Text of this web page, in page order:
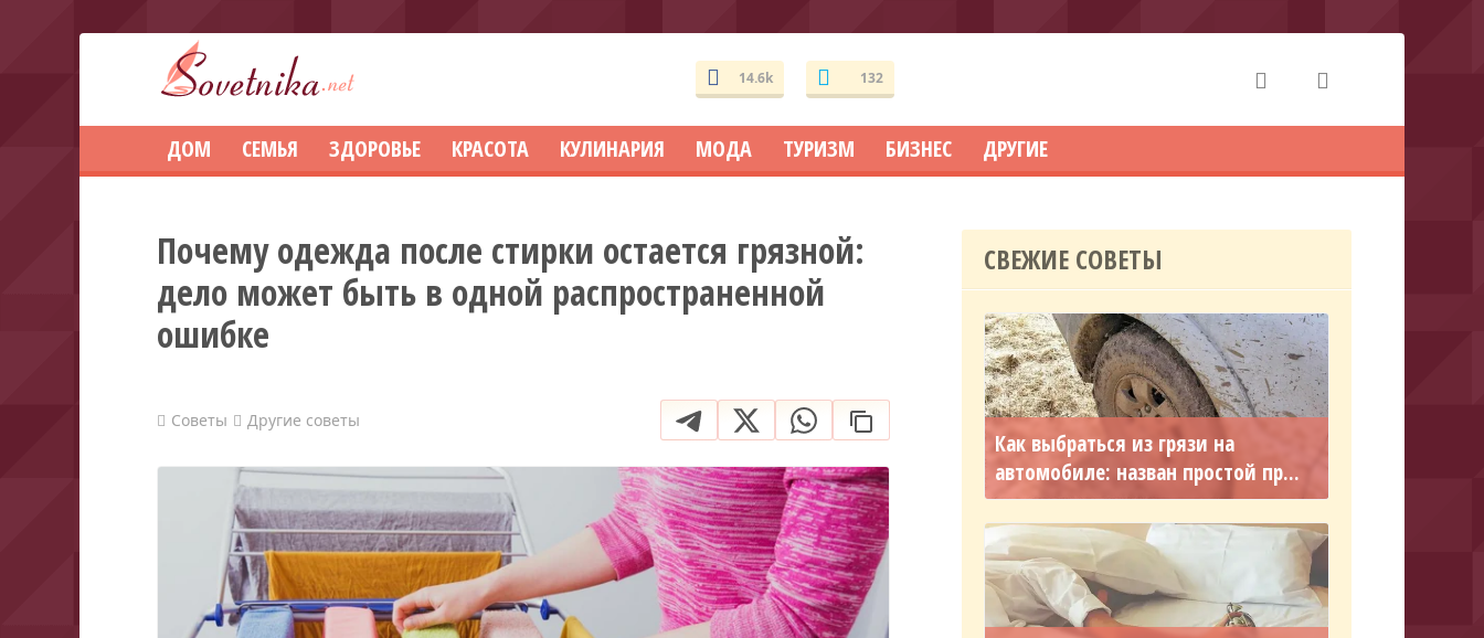
14.6k 132
ДОМ СЕМЬЯ ЗДОРОВЬЕ КРАСОТА КУЛИНАРИЯ МОДА ТУРИЗМ БИЗНЕС ДРУГИЕ
Почему одежда после стирки остается грязной:
дело может быть в одной распространенной
ошибке
Советы Другие советы
СВЕЖИЕ СОВЕТЫ
Как выбраться из грязи на
автомобиле: назван простой пр...